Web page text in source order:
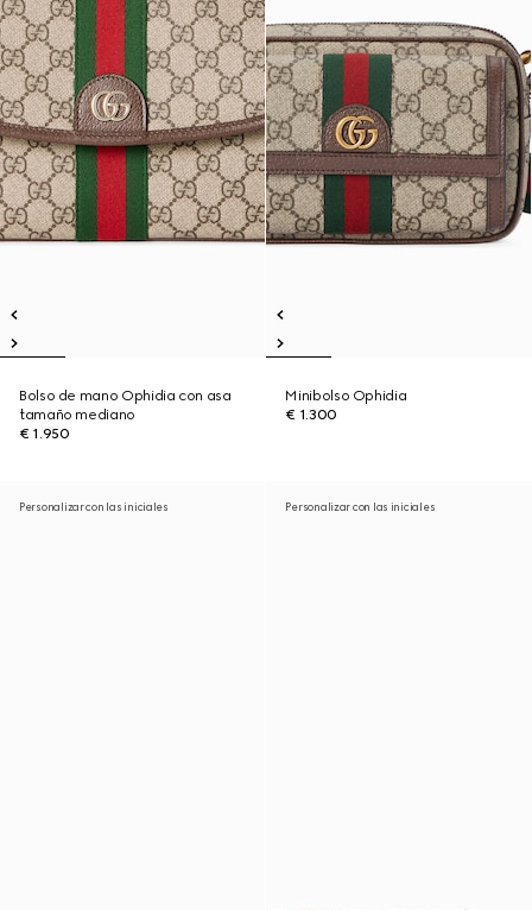
Bolso de mano Ophidia con asa
tamaño mediano
€ 1.950
Minibolso Ophidia
€ 1.300
Personalizar con las iniciales Personalizar con las iniciales